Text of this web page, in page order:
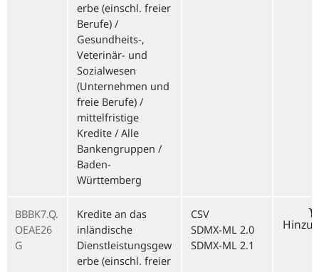
erbe (einschl. freier
Berufe) /
Gesundheits-,
Veterinär- und
Sozialwesen
(Unternehmen und
freie Berufe) /
mittelfristige
Kredite / Alle
Bankengruppen /
Baden-
Württemberg
BBBK7.Q.
OEAE26
G
Kredite an das
inländische
Dienstleistungsgew
erbe (einschl. freier
CSV
SDMX-ML 2.0
SDMX-ML 2.1